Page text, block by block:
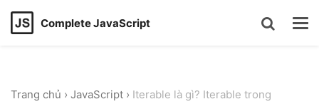
Complete JavaScript
Trang chủ › JavaScript › Iterable là gì? Iterable trong